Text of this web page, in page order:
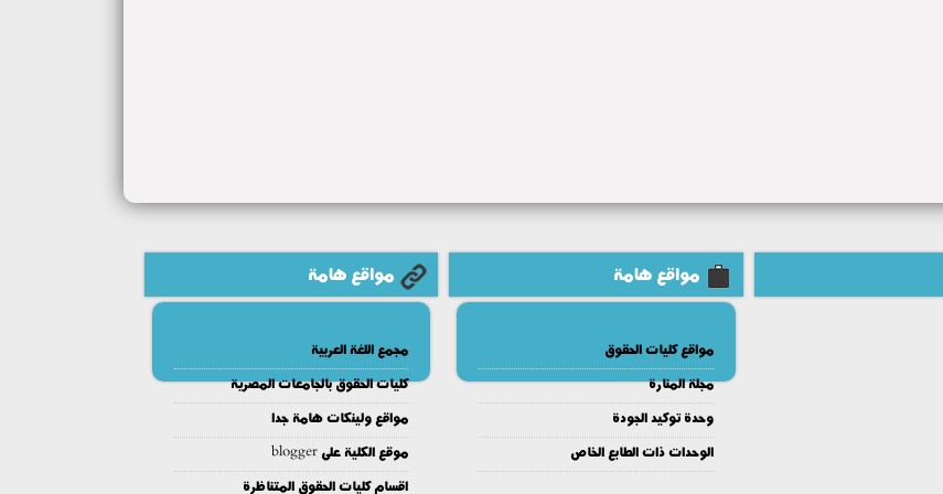
مواقع هامة
مواقع كليات الحقوق
مجلة المنارة
وحدة توكيد الجودة
الوحدات ذات الطابع الخاص
مواقع هامة
مجمع اللغة العربية
كليات الحقوق بالجامعات المصرية
مواقع ولينكات هامة جدا
موقع الكلية على blogger
اقسام كليات الحقوق المتناظرة